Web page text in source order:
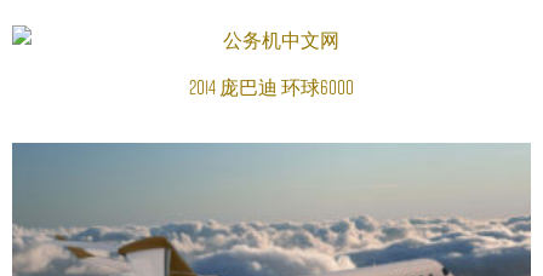
阅读更多
2014 庞巴迪 环球6000